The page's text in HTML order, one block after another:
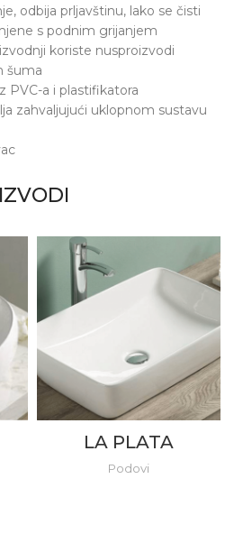
odbija prljavštinu, lako se čisti
s podnim grijanjem
koriste nusproizvodi
šuma
PVC-a i plastifikatora
zahvaljujući uklopnom sustavu
LA PLATA
Podovi